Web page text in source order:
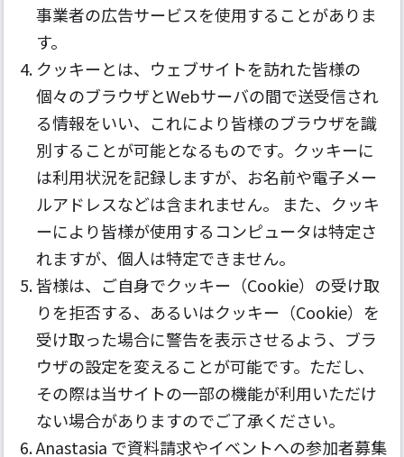
事業者の広告サービスを使用することがありま
す。
クッキーとは、ウェブサイトを訪れた皆様の
個々のブラウザとWebサーバの間で送受信され
る情報をいい、これにより皆様のブラウザを識
別することが可能となるものです。クッキーに
は利用状況を記録しますが、お名前や電子メー
ルアドレスなどは含まれません。 また、クッキ
ーにより皆様が使用するコンピュータは特定さ
れますが、個人は特定できません。
皆様は、ご自身でクッキー（Cookie）の受け取
りを拒否する、あるいはクッキー（Cookie）を
受け取った場合に警告を表示させるよう、ブラ
ウザの設定を変えることが可能です。ただし、
その際は当サイトの一部の機能が利用いただけ
ない場合がありますのでご了承ください。
Anastasia で資料請求やイベントへの参加者募集